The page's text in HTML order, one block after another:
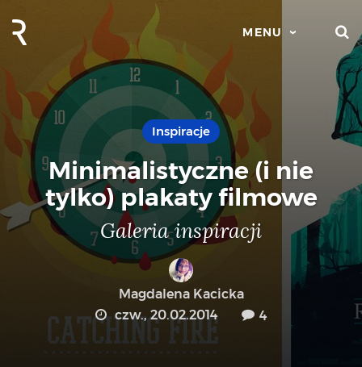
MENU
Inspiracje
Minimalistyczne (i nie
tylko) plakaty filmowe
Galeria inspiracji
Magdalena Kacicka
czw., 20.02.2014
4